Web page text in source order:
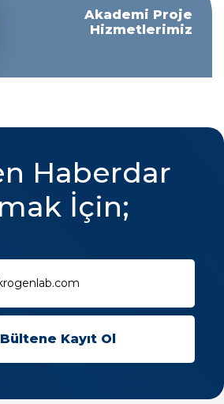
Akademi Proje
Hizmetlerimiz
Haberdar
İçin;